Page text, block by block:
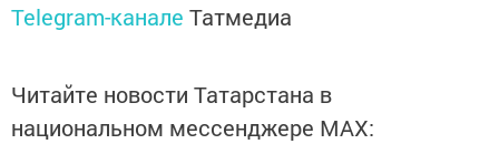
Telegram-канале Татмедиа
Читайте новости Татарстана в
национальном мессенджере MАХ: